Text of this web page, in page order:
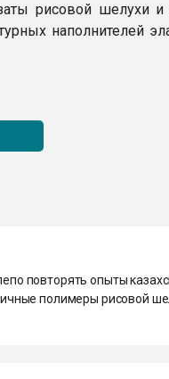
рисовой шелухи
наполнителей
повторять опыты
полимеры рисовой